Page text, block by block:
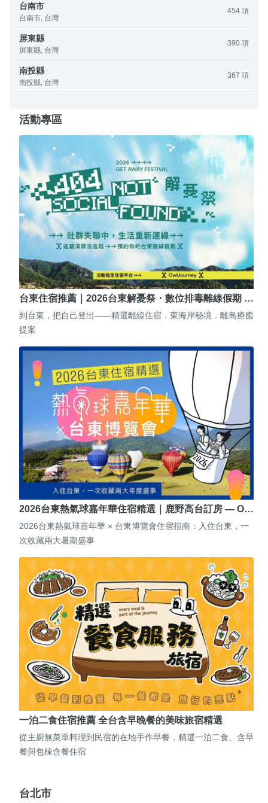
台南市
台南市, 台灣
454 項
屏東縣
屏東縣, 台灣
390 項
南投縣
南投縣, 台灣
367 項
活動專區
台東住宿推薦｜2026台東解憂祭・數位排毒離線假期 …
到台東，把自己登出——精選離線住宿．東海岸秘境．離島療癒
提案
2026台東熱氣球嘉年華住宿精選｜鹿野高台訂房 — O…
2026台東熱氣球嘉年華 × 台東博覽會住宿指南：入住台東，一
次收藏兩大暑期盛事
一泊二食住宿推薦 全台含早晚餐的美味旅宿精選
從主廚無菜單料理到民宿的在地手作早餐，精選一泊二食、含早
餐與包棟含餐住宿
台北市